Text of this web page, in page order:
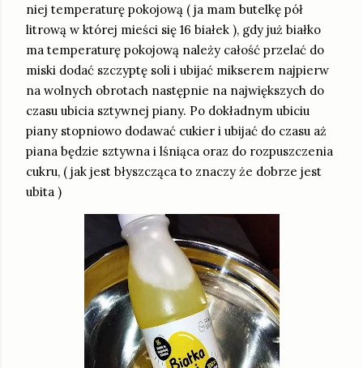
niej temperaturę pokojową ( ja mam butelkę pół
litrową w której mieści się 16 białek ), gdy już białko
ma temperaturę pokojową należy całość przelać do
miski dodać szczyptę soli i ubijać mikserem najpierw
na wolnych obrotach następnie na największych do
czasu ubicia sztywnej piany. Po dokładnym ubiciu
piany stopniowo dodawać cukier i ubijać do czasu aż
piana będzie sztywna i lśniąca oraz do rozpuszczenia
cukru, ( jak jest błyszcząca to znaczy że dobrze jest
ubita )